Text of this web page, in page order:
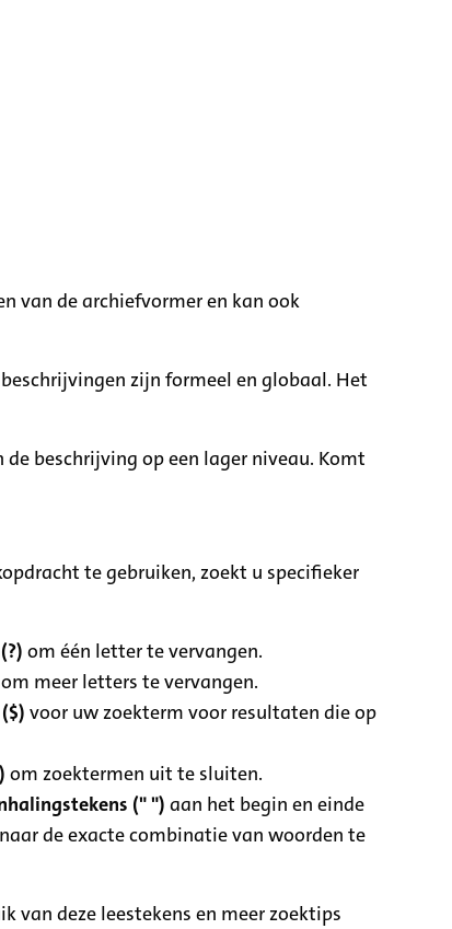
van de archiefvormer en kan ook
zijn formeel en globaal. Het
beschrijving op een lager niveau. Komt
te gebruiken, zoekt u specifieker
om één letter te vervangen.
om meer letters te vervangen.
voor uw zoekterm voor resultaten die op
om zoektermen uit te sluiten.
(" ") aan het begin en einde
de exacte combinatie van woorden te
van deze leestekens en meer zoektips